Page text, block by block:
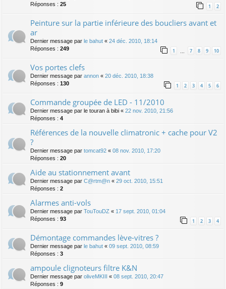
Réponses : 25 1 2
Peinture sur la partie inférieure des boucliers avant et
ar
Dernier message par le bahut « 24 déc. 2010, 18:14
Réponses : 249 1 … 7 8 9 10
Vos portes clefs
Dernier message par annon « 20 déc. 2010, 18:38
Réponses : 130 1 2 3 4 5 6
Commande groupée de LED - 11/2010
Dernier message par le touran à bibi « 22 nov. 2010, 21:56
Réponses : 4
Références de la nouvelle climatronic + cache pour V2
?
Dernier message par tomcat92 « 08 nov. 2010, 17:20
Réponses : 20
Aide au stationnement avant
Dernier message par C@rtm@n « 29 oct. 2010, 15:51
Réponses : 2
Alarmes anti-vols
Dernier message par TouTouDZ « 17 sept. 2010, 01:04
Réponses : 93 1 2 3 4
Démontage commandes lève-vitres ?
Dernier message par le bahut « 09 sept. 2010, 08:59
Réponses : 3
ampoule clignoteurs filtre K&N
Dernier message par oliveMKIII « 08 sept. 2010, 20:47
Réponses : 9